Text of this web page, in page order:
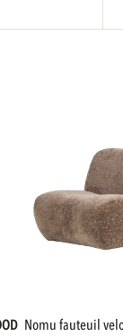
nomu fauteuil